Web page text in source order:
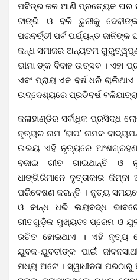
ପବିତ୍ର ଜଳ ଆଣି ପ୍ରତ୍ୟେକ ଘର
ଟାଙ୍ଗି ଓ ବଳି ଛୁରୀକୁ
ପରବର୍ତ୍ତୀ ପର୍ବ ପର୍ଯ୍ୟନ୍ତ
କନ୍ଧ ସମାଜର ଅନ୍ୟତମ
ଭୀମା ଙ୍କ ବିବାହ ଉତ୍ସବ । ଏହା
ଏବଂ ପ୍ରାୟ ଏକ ବର୍ଷ ଧରି ଚାଲିଥାଏ
ଉଦ୍ଦେଶ୍ୟରେ ପ୍ରତିବର୍ଷ ବଳିଯାତ୍ରା
କଳାହାଣ୍ଡିର ସର୍ବାଧିକ ପ୍ରସିଦ୍ଧ
ନୃତ୍ୟର ନାମ ‘ଢାପ’ ନାମକ
ଉଭୟ ଏହି ନୃତ୍ୟରେ ଅଂଶଗ୍ରହଣ
ବଜାଇ ଗୀତ ଗାଇଥାନ୍ତି ଓ
ଧାଙ୍ଗିରିମାନେ ବୃତ୍ତାକାର କିମ୍ବା
ପରିବେଷଣ କରନ୍ତି । ନୃତ୍ୟ
ଓ କାନ୍ଧ ଧରି ଲୟବଦ୍ଧ
ଗୀତଗୁଡ଼ିକ ମୁଖ୍ୟତଃ ପ୍ରେମ ଓ
ରଚିତ ହୋଇଥାଏ । ଏହି ନୃତ୍ୟ
ଯୁବକ-ଯୁବତୀଙ୍କ ପାଇଁ
ମଧ୍ୟ ଅଟେ । ସ୍ୱାଧୀନତା ପରଠାରୁ